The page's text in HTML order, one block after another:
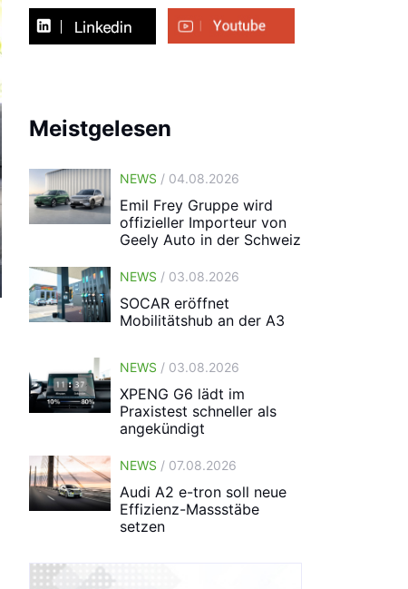
Meistgelesen
NEWS / 04.08.2026
Emil Frey Gruppe wird
offizieller Importeur von
Geely Auto in der Schweiz
NEWS / 03.08.2026
SOCAR eröffnet
Mobilitätshub an der A3
NEWS / 03.08.2026
XPENG G6 lädt im
Praxistest schneller als
angekündigt
NEWS / 07.08.2026
Audi A2 e-tron soll neue
Effizienz-Massstäbe
setzen